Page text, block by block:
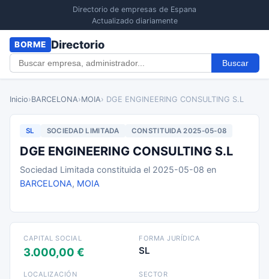
Directorio de empresas de Espana
Actualizado diariamente
BORME Directorio
Buscar
Inicio›BARCELONA›MOIA› DGE ENGINEERING CONSULTING S.L
SL SOCIEDAD LIMITADA CONSTITUIDA 2025-05-08
DGE ENGINEERING CONSULTING S.L
Sociedad Limitada constituida el 2025-05-08 en
BARCELONA, MOIA
CAPITAL SOCIAL
3.000,00 €
FORMA JURÍDICA
SL
LOCALIZACIÓN SECTOR